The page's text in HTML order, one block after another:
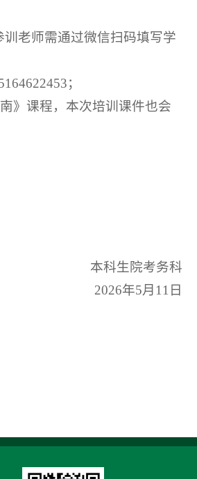
老师需通过微信扫码填写学
；
》课程，本次培训课件也会
本科生院考务科
2026年5月11日